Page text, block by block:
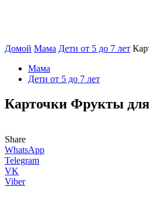
Домой Мама Дети от 5 до 7 лет
Мама
Дети от 5 до 7 лет
Карточки Фрукты
Share
WhatsApp
Telegram
VK
Viber